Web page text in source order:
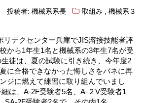
投稿者: 機械系系長 取組み ,機械系３
リテクセンター兵庫でJIS溶接技能者評
から1年生1名と機械系の3年生7名が受
徒は、夏の試験に引き続き、今年度2
に合格できなかった悔しさをバネに再
ジに燃えて練習に取り組んでいまし
は、A-2F受験者5名、A-２V受験者1